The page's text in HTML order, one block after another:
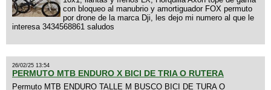
con bloqueo al manubrio y amortiguador FOX permuto
por drone de la marca Dji, les dejo mi numero al que le
interesa 3434568861 saludos
26/02/25 13:54
PERMUTO MTB ENDURO X BICI DE TRIA O RUTERA
Permuto MTB ENDURO TALLE M BUSCO BICI DE TURA O